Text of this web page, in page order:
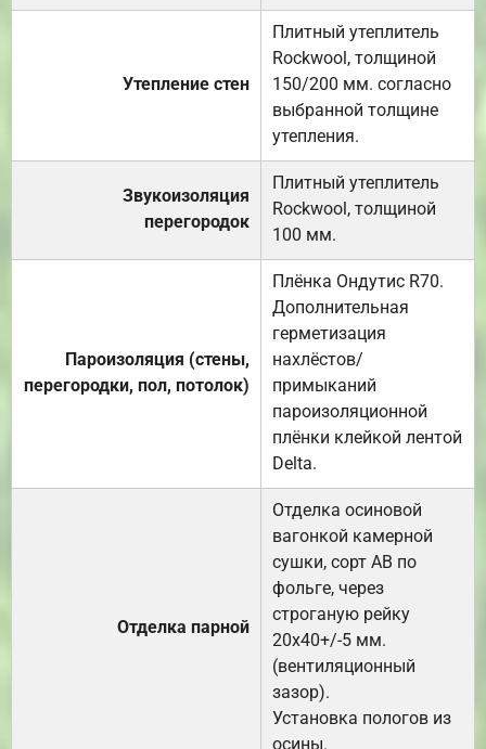
Утепление стен
Плитный утеплитель
Rockwool, толщиной
150/200 мм. согласно
выбранной толщине
утепления.
Звукоизоляция
перегородок
Плитный утеплитель
Rockwool, толщиной
100 мм.
Пароизоляция (стены,
перегородки, пол, потолок)
Плёнка Ондутис R70.
Дополнительная
герметизация
нахлёстов/
примыканий
пароизоляционной
плёнки клейкой лентой
Delta.
Отделка парной
Отделка осиновой
вагонкой камерной
сушки, сорт АВ по
фольге, через
строганую рейку
20х40+/-5 мм.
(вентиляционный
зазор).
Установка пологов из
осины.